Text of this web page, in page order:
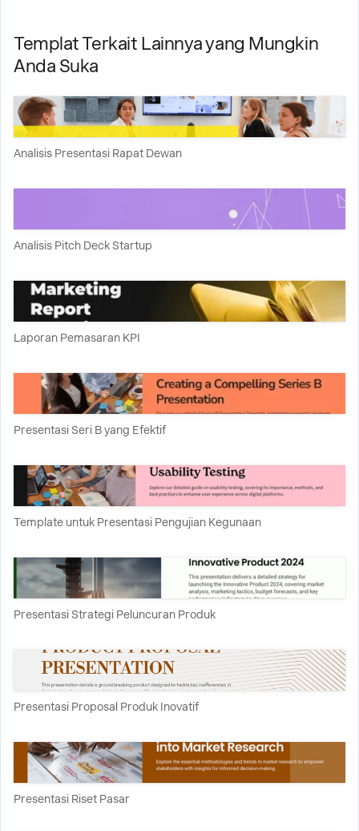
Templat Terkait Lainnya yang Mungkin
Anda Suka
Analisis Presentasi Rapat Dewan
Analisis Pitch Deck Startup
Laporan Pemasaran KPI
Presentasi Seri B yang Efektif
Template untuk Presentasi Pengujian Kegunaan
Presentasi Strategi Peluncuran Produk
Presentasi Proposal Produk Inovatif
Presentasi Riset Pasar